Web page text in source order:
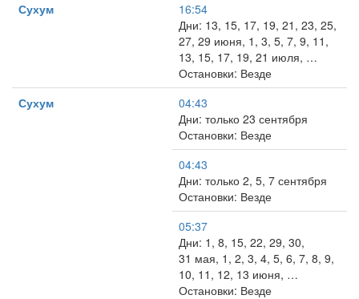
Сухум
16:54
Дни: 13, 15, 17, 19, 21, 23, 25,
27, 29 июня, 1, 3, 5, 7, 9, 11,
13, 15, 17, 19, 21 июля, …
Остановки: Везде
Сухум
04:43
Дни: только 23 сентября
Остановки: Везде
04:43
Дни: только 2, 5, 7 сентября
Остановки: Везде
05:37
Дни: 1, 8, 15, 22, 29, 30,
31 мая, 1, 2, 3, 4, 5, 6, 7, 8, 9,
10, 11, 12, 13 июня, …
Остановки: Везде